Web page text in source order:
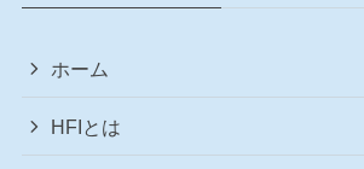
ホーム
HFIとは